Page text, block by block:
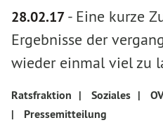
28.02.17- Eine kurze
Ergebnisse der
wieder einmal viel zu
Ratsfraktion | Soziales |
|
Pressemitteilung